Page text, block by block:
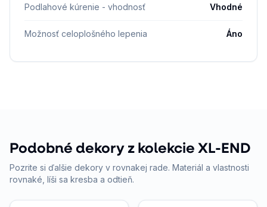
Podlahové kúrenie - vhodnosť Vhodné
Možnosť celoplošného lepenia Áno
Podobné dekory z kolekcie XL-END
Pozrite si ďalšie dekory v rovnakej rade. Materiál a vlastnosti
rovnaké, líši sa kresba a odtieň.